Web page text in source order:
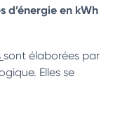
d’énergie en kWh
sont élaborées par
Elles se